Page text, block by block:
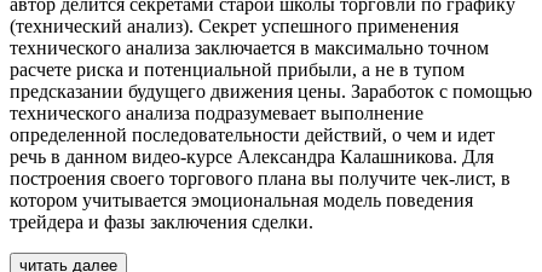
(технический анализ). Секрет успешного применения
технического анализа заключается в максимально точном
расчете риска и потенциальной прибыли, а не в тупом
предсказании будущего движения цены. Заработок с помощью
технического анализа подразумевает выполнение
определенной последовательности действий, о чем и идет
речь в данном видео-курсе Александра Калашникова. Для
построения своего торгового плана вы получите чек-лист, в
котором учитывается эмоциональная модель поведения
трейдера и фазы заключения сделки.
читать далее